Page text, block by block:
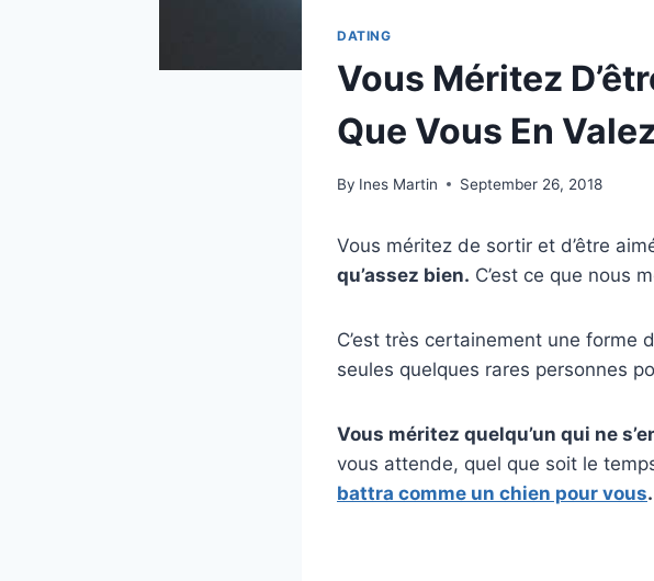
DATING
Vous Méritez
Que Vous En
By Ines Martin September 26, 2018
Vous méritez de sortir et d’être
qu’assez bien. C’est ce que nous
C’est très certainement une forme
seules quelques rares personnes
Vous méritez quelqu’un qui ne
vous attende, quel que soit le
battra comme un chien pour vous.